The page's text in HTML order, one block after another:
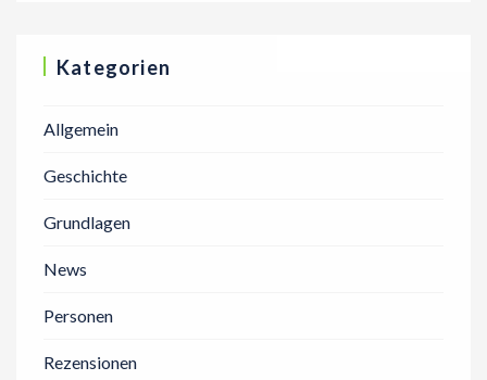
Kategorien
Allgemein
Geschichte
Grundlagen
News
Personen
Rezensionen